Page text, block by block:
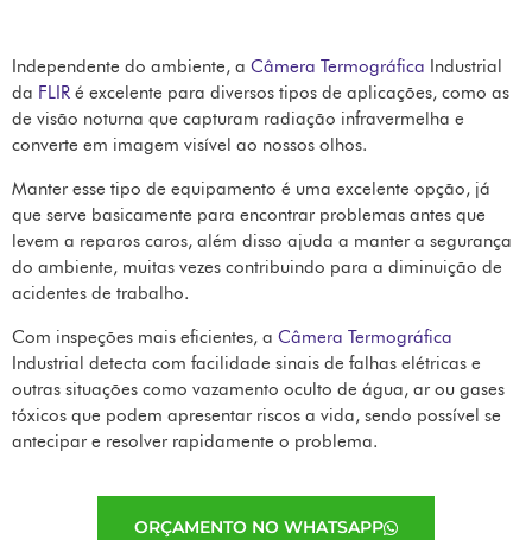
Independente do ambiente, a Câmera Termográfica Industrial
da FLIR é excelente para diversos tipos de aplicações, como as
de visão noturna que capturam radiação infravermelha e
converte em imagem visível ao nossos olhos.
Manter esse tipo de equipamento é uma excelente opção, já
que serve basicamente para encontrar problemas antes que
levem a reparos caros, além disso ajuda a manter a segurança
do ambiente, muitas vezes contribuindo para a diminuição de
acidentes de trabalho.
Com inspeções mais eficientes, a Câmera Termográfica
Industrial detecta com facilidade sinais de falhas elétricas e
outras situações como vazamento oculto de água, ar ou gases
tóxicos que podem apresentar riscos a vida, sendo possível se
antecipar e resolver rapidamente o problema.
ORÇAMENTO NO WHATSAPP